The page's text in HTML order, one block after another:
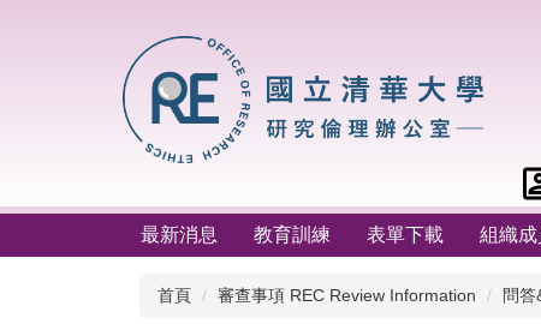
最新消息 教育訓練 表單下載 組織成
首頁 審查事項 REC Review Information 問